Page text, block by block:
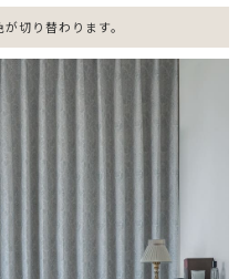
切り替わります。